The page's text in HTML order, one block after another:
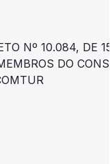
Nº 10.084, DE
DO